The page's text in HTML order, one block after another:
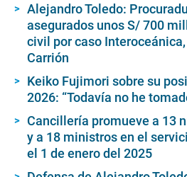
Alejandro Toledo:
asegurados unos S/ 700
civil por caso
Carrión
Keiko Fujimori sobre su
2026: “Todavía no he
Cancillería promueve a 13
y a 18 ministros en el
el 1 de enero del 2025